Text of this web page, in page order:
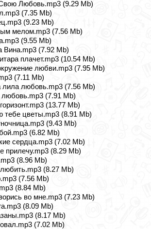
Любовь.mp3 (9.29 Mb)
(7.35 Mb)
(9.23 Mb)
мелом.mp3 (7.56 Mb)
(9.55 Mb)
Вина.mp3 (7.92 Mb)
плачет.mp3 (10.54 Mb)
любви.mp3 (7.95 Mb)
(7.11 Mb)
любовь.mp3 (7.56 Mb)
(7.91 Mb)
(13.77 Mb)
цветы.mp3 (8.91 Mb)
(9.43 Mb)
(6.82 Mb)
сердца.mp3 (7.02 Mb)
прилечу.mp3 (8.29 Mb)
(8.96 Mb)
(8.27 Mb)
(7.56 Mb)
(8.84 Mb)
во мне.mp3 (7.23 Mb)
(8.09 Mb)
(8.17 Mb)
(7.02 Mb)